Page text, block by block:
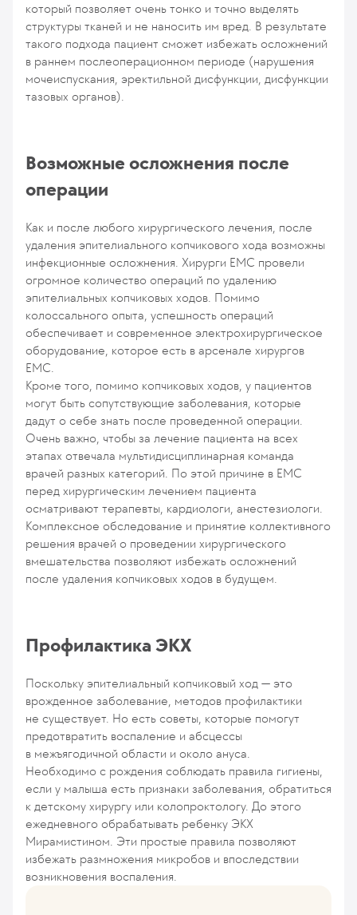
который позволяет очень тонко и точно выделять
структуры тканей и не наносить им вред. В результате
такого подхода пациент сможет избежать осложнений
в раннем послеоперационном периоде (нарушения
мочеиспускания, эректильной дисфункции, дисфункции
тазовых органов).
Возможные осложнения после
операции
Как и после любого хирургического лечения, после
удаления эпителиального копчикового хода возможны
инфекционные осложнения. Хирурги ЕМС провели
огромное количество операций по удалению
эпителиальных копчиковых ходов. Помимо
колоссального опыта, успешность операций
обеспечивает и современное электрохирургическое
оборудование, которое есть в арсенале хирургов
ЕМС.
Кроме того, помимо копчиковых ходов, у пациентов
могут быть сопутствующие заболевания, которые
дадут о себе знать после проведенной операции.
Очень важно, чтобы за лечение пациента на всех
этапах отвечала мультидисциплинарная команда
врачей разных категорий. По этой причине в ЕМС
перед хирургическим лечением пациента
осматривают терапевты, кардиологи, анестезиологи.
Комплексное обследование и принятие коллективного
решения врачей о проведении хирургического
вмешательства позволяют избежать осложнений
после удаления копчиковых ходов в будущем.
Профилактика ЭКХ
Поскольку эпителиальный копчиковый ход — это
врожденное заболевание, методов профилактики
не существует. Но есть советы, которые помогут
предотвратить воспаление и абсцессы
в межъягодичной области и около ануса.
Необходимо с рождения соблюдать правила гигиены,
если у малыша есть признаки заболевания, обратиться
к детскому хирургу или колопроктологу. До этого
ежедневного обрабатывать ребенку ЭКХ
Мирамистином. Эти простые правила позволяют
избежать размножения микробов и впоследствии
возникновения воспаления.